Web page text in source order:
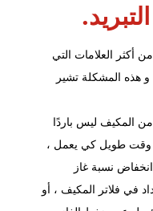
أكثر العلامات التي
هذه المشكلة تشير
من المكيف ليس باردًا
وقت طويل كي يعمل ،
نسبة غاز
في فلاتر المكيف ، أو